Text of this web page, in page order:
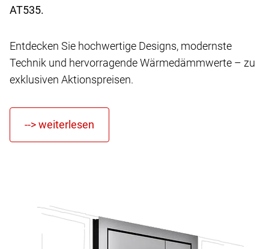
AT535.
Entdecken Sie hochwertige Designs, modernste
Technik und hervorragende Wärmedämmwerte – zu
exklusiven Aktionspreisen.